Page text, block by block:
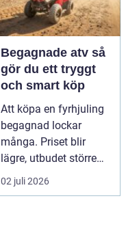
Begagnade atv så
gör du ett tryggt
och smart köp
Att köpa en fyrhjuling
begagnad lockar
många. Priset blir
lägre, utbudet större
och du kan ofta få e...
02 juli 2026